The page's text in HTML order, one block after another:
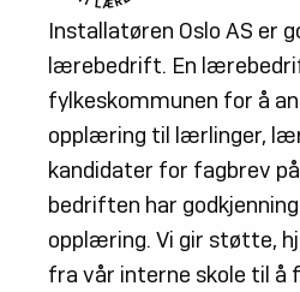
Installatøren Oslo AS er
lærebedrift. En
fylkeskommunen for å
opplæring til lærlinger,
kandidater for fagbrev
bedriften har
opplæring. Vi gir støtte,
fra vår interne skole til å